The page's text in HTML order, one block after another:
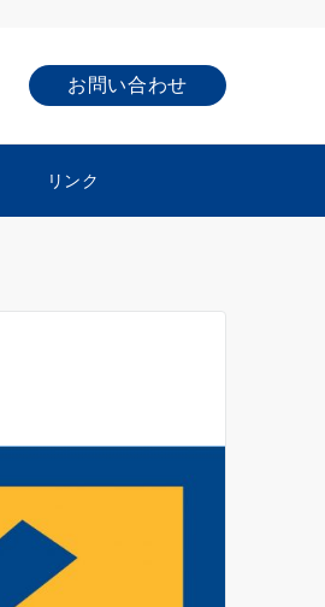
お問い合わせ
リンク